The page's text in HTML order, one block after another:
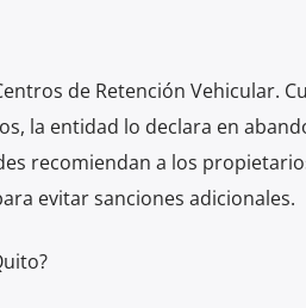
de Retención Vehicular.
la entidad lo declara en
recomiendan a los
evitar sanciones adicionales.